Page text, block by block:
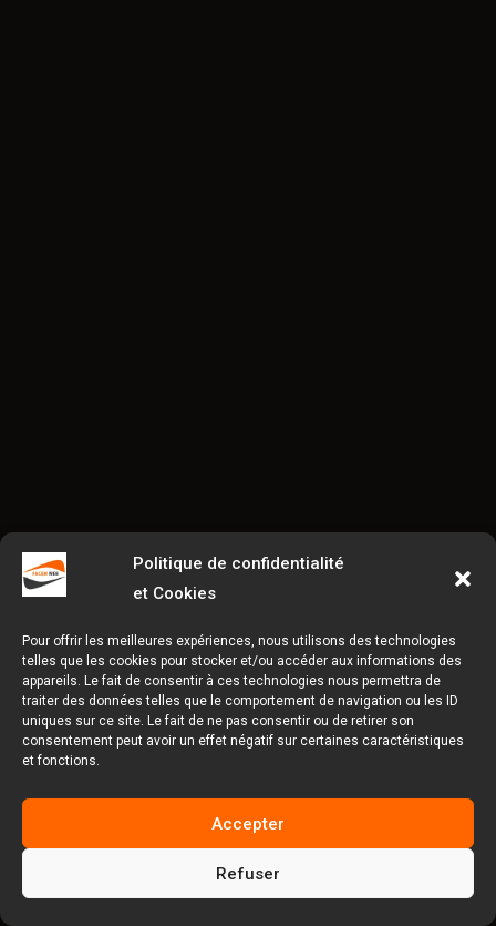
Politique de confidentialité
et Cookies
Pour offrir les meilleures expériences, nous utilisons des technologies
telles que les cookies pour stocker et/ou accéder aux informations des
appareils. Le fait de consentir à ces technologies nous permettra de
traiter des données telles que le comportement de navigation ou les ID
uniques sur ce site. Le fait de ne pas consentir ou de retirer son
consentement peut avoir un effet négatif sur certaines caractéristiques
et fonctions.
Accepter
Refuser